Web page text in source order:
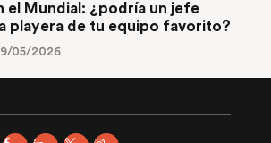
el Mundial: ¿podría un jefe
playera de tu equipo favorito?
05/2026